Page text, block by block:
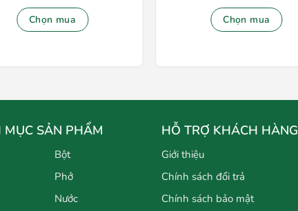
Chọn mua Chọn mua
MỤC SẢN PHẨM
Bột
Phở
Nước
HỖ TRỢ KHÁCH HÀNG
Giới thiệu
Chính sách đổi trả
Chính sách bảo mật